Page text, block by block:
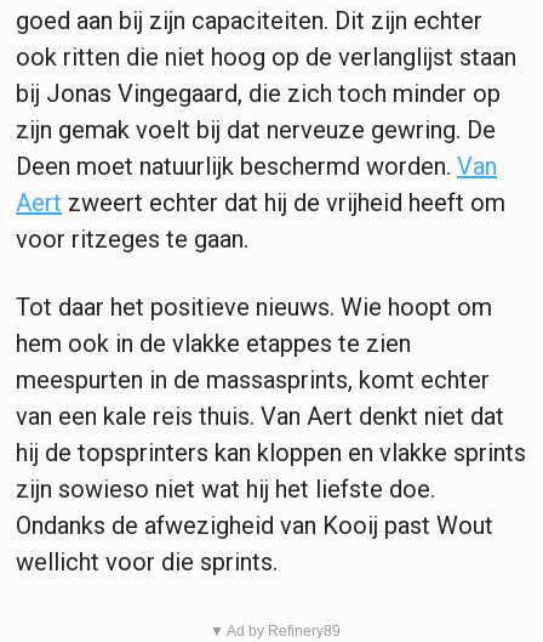
goed aan bij zijn capaciteiten. Dit zijn echter
ook ritten die niet hoog op de verlanglijst staan
bij Jonas Vingegaard, die zich toch minder op
zijn gemak voelt bij dat nerveuze gewring. De
Deen moet natuurlijk beschermd worden. Van
Aert zweert echter dat hij de vrijheid heeft om
voor ritzeges te gaan.
Tot daar het positieve nieuws. Wie hoopt om
hem ook in de vlakke etappes te zien
meespurten in de massasprints, komt echter
van een kale reis thuis. Van Aert denkt niet dat
hij de topsprinters kan kloppen en vlakke sprints
zijn sowieso niet wat hij het liefste doe.
Ondanks de afwezigheid van Kooij past Wout
wellicht voor die sprints.
▼ Ad by Refinery89